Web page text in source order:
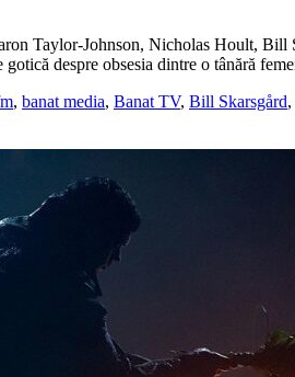
Taylor-Johnson, Nicholas Hoult,
despre obsesia dintre o tânără
, banat media, Banat TV, Bill Skarsgård,